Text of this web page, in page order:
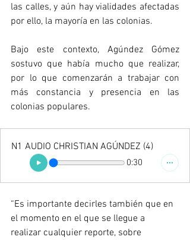
las calles, y aún hay vialidades afectadas
por ello, la mayoría en las colonias.
Bajo este contexto, Agúndez Gómez
sostuvo que había mucho que realizar,
por lo que comenzarán a trabajar con
más constancia y presencia en las
colonias populares.
N1 AUDIO CHRISTIAN AGÚNDEZ (4)
0:30
“Es importante decirles también que en
el momento en el que se llegue a
realizar cualquier reporte, sobre